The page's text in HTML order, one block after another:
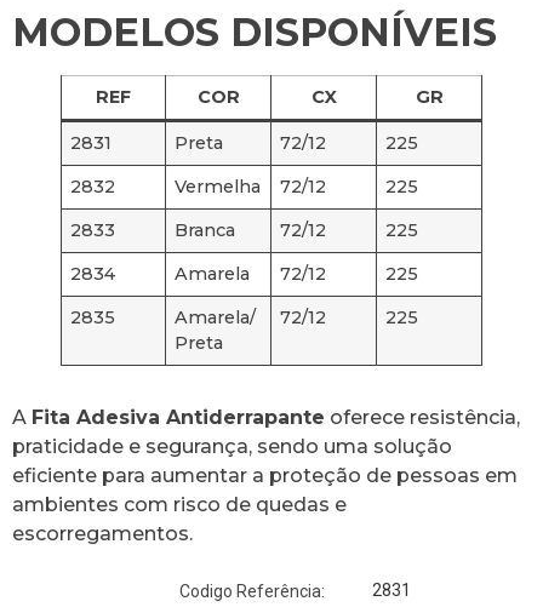
MODELOS DISPONÍVEIS
REF COR CX GR
2831 Preta 72/12
225
2832
Vermelha 72/12
225
2833
Branca 72/12
225
2834
Amarela 72/12
225
2835
Amarela/
Preta
72/12 225
A Fita Adesiva Antiderrapante oferece resistência,
praticidade e segurança, sendo uma solução
eficiente para aumentar a proteção de pessoas em
ambientes com risco de quedas e
escorregamentos.
Codigo Referência: 2831